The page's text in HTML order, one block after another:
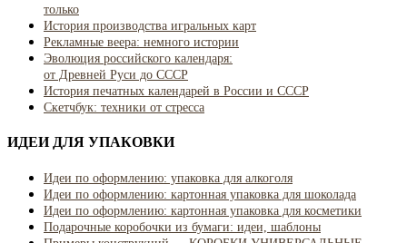
только
История производства игральных карт
Рекламные веера: немного истории
Эволюция российского календаря:
от Древней Руси до СССР
История печатных календарей в России и СССР
Скетчбук: техники от стресса
ИДЕИ ДЛЯ УПАКОВКИ
Идеи по оформлению: упаковка для алкоголя
Идеи по оформлению: картонная упаковка для шоколада
Идеи по оформлению: картонная упаковка для косметики
Подарочные коробочки из бумаги: идеи, шаблоны